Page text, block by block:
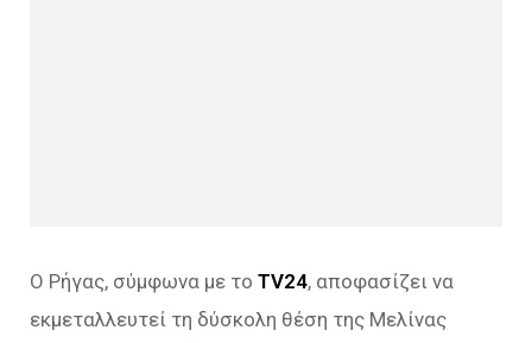
Ο Ρήγας, σύμφωνα με το TV24, αποφασίζει να
εκμεταλλευτεί τη δύσκολη θέση της Μελίνας